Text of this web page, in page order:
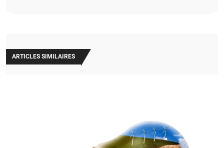
ARTICLES SIMILAIRES